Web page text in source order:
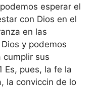
esperar el
con Dios en el
en las
y podemos
cumplir sus
Es, pues, la fe la
la conviccin de lo